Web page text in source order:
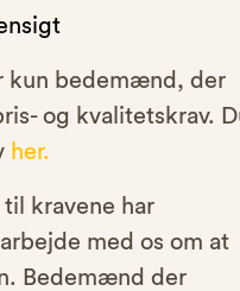
kun bedemænd, der
og kvalitetskrav.
her.
kravene har
med os om at
Bedemænd der